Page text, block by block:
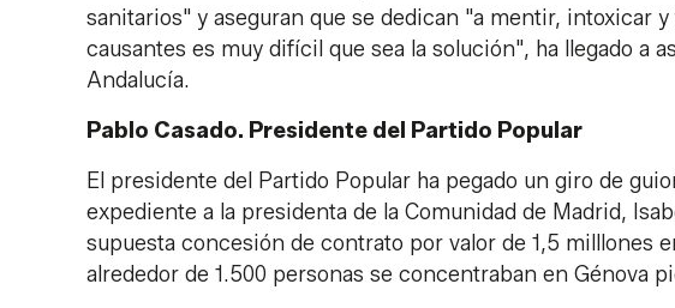
sanitarios" y aseguran que se dedican "a mentir, intoxicar
causantes es muy difícil que sea la solución", ha llegado a
Andalucía.
Pablo Casado. Presidente del Partido Popular
El presidente del Partido Popular ha pegado un giro de
expediente a la presidenta de la Comunidad de Madrid,
supuesta concesión de contrato por valor de 1,5 milllones
alrededor de 1.500 personas se concentraban en Génova